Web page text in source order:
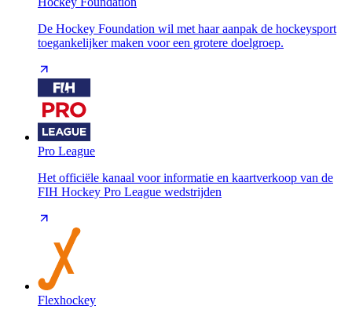
De Hockey Foundation wil met haar aanpak de hockeysport
toegankelijker maken voor een grotere doelgroep.
Pro League
Het officiële kanaal voor informatie en kaartverkoop van de
FIH Hockey Pro League wedstrijden
Flexhockey